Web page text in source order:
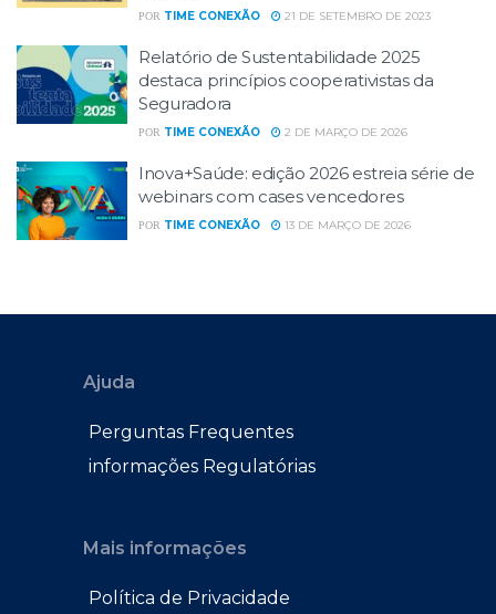
POR TIME CONEXÃO 21 DE SETEMBRO DE 2023
Relatório de Sustentabilidade 2025
destaca princípios cooperativistas da
Seguradora
POR TIME CONEXÃO 2 DE MARÇO DE 2026
Inova+Saúde: edição 2026 estreia série de
webinars com cases vencedores
POR TIME CONEXÃO 13 DE MARÇO DE 2026
Ajuda
Perguntas Frequentes
informações Regulatórias
Mais informações
Política de Privacidade